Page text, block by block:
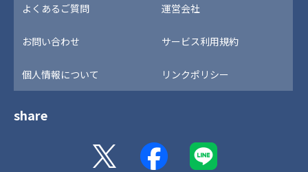
よくあるご質問 運営会社
お問い合わせ サービス利用規約
個人情報について リンクポリシー
share